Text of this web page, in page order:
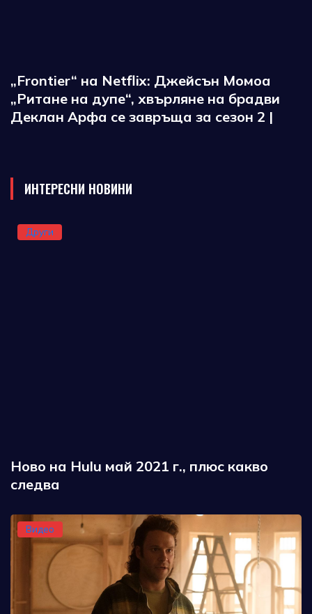
„Frontier“ на Netflix: Джейсън Момоа
„Ритане на дупе“, хвърляне на брадви
Деклан Арфа се завръща за сезон 2 |
ИНТЕРЕСНИ НОВИНИ
Други
Ново на Hulu май 2021 г., плюс какво
следва
Видео